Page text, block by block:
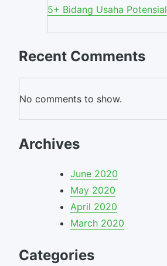
5+ Bidang Usaha Potensial
Recent Comments
No comments to show.
Archives
June 2020
May 2020
April 2020
March 2020
Categories